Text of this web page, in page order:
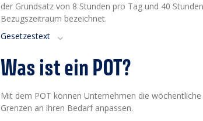
der Grundsatz von 8 Stunden pro Tag und 40
Bezugszeitraum bezeichnet.
Gesetzestext
Was ist ein POT?
Mit dem POT können Unternehmen die
Grenzen an ihren Bedarf anpassen.